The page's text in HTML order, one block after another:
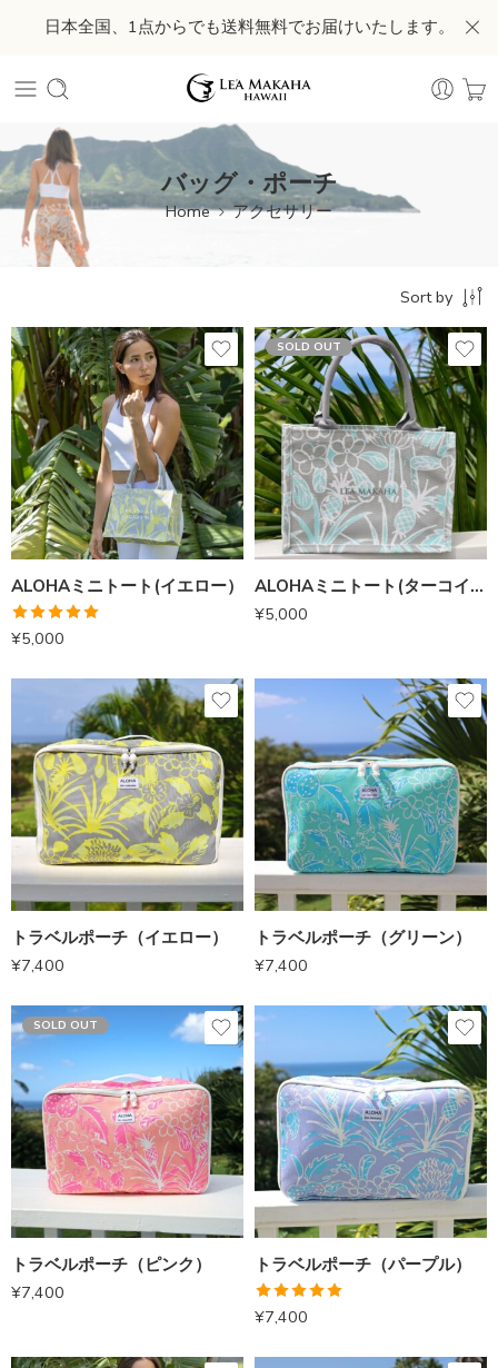
日本全国、1点からでも送料無料でお届けいたします。
バッグ・ポーチ
Home アクセサリー
Sort by
ALOHAミニトート(イエロー）
5段階中
¥5,000
SOLD OUT
ALOHAミニトート(ターコイズ）
¥5,000
トラベルポーチ（イエロー）
¥7,400
トラベルポーチ（グリーン）
¥7,400
SOLD OUT
トラベルポーチ（ピンク）
¥7,400
トラベルポーチ（パープル）
5段階中
¥7,400